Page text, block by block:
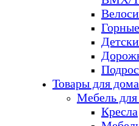
Товары для дома
Мебель
Кресла